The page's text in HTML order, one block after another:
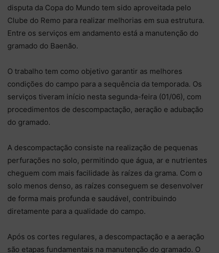
disputa da Copa do Mundo tem sido aproveitada pelo
Clube do Remo para realizar melhorias em sua estrutura.
Entre os serviços em andamento está a manutenção do
gramado do Baenão.
O trabalho tem como objetivo garantir as melhores
condições do campo para a sequência da temporada. Os
serviços tiveram início nesta segunda-feira (01/06), com
procedimentos de descompactação, aeração e adubação
do gramado.
A descompactação consiste na realização de pequenas
perfurações no solo, permitindo que água, ar e nutrientes
cheguem com mais facilidade às raízes da grama. Com o
solo menos denso, as raízes conseguem se desenvolver
de forma mais profunda e saudável, contribuindo
diretamente para a qualidade do campo.
Após os cortes regulares, a descompactação e a aeração
são etapas fundamentais na manutenção do gramado. O